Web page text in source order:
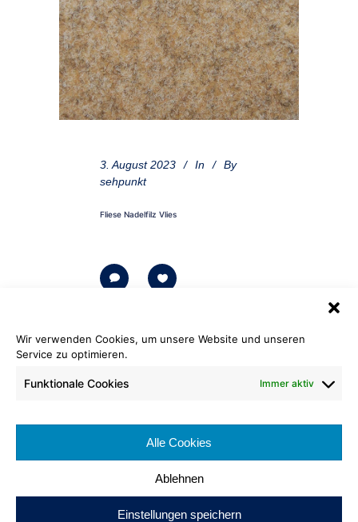
Wir verwenden Cookies, um unsere Website und unseren
Service zu optimieren.
Funktionale Cookies Immer aktiv
Alle Cookies
Ablehnen
Einstellungen speichern
3. August 2023 In
By
sehpunkt
Fliese Nadelfilz Vlies